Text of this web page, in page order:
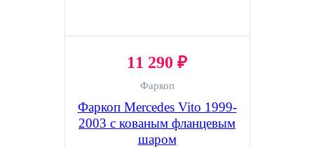
11 290 ₽
Фаркоп
Фаркоп Mercedes Vito 1999-
2003 с кованым фланцевым
шаром